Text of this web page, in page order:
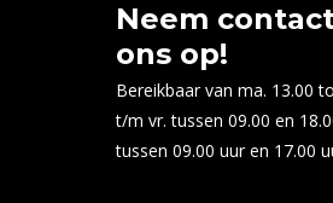
Neem
ons op!
Bereikbaar van ma. 13.00
t/m vr. tussen 09.00 en
tussen 09.00 uur en 17.00